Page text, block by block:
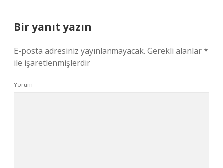
Bir yanıt yazın
E-posta adresiniz yayınlanmayacak. Gerekli alanlar*
ile işaretlenmişlerdir
Yorum